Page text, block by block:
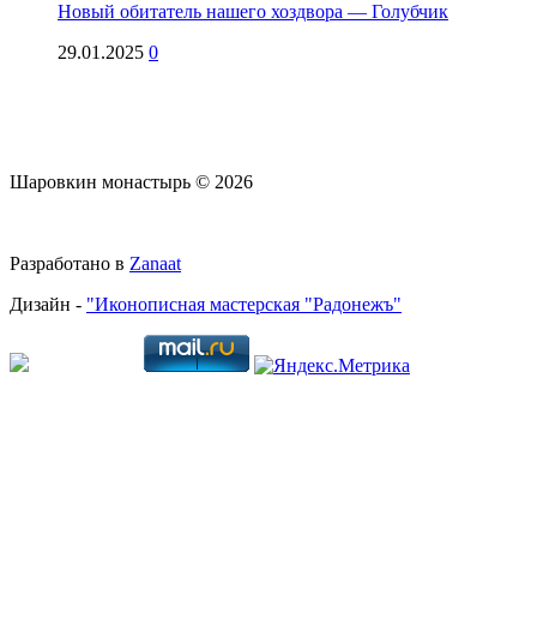
Новый обитатель нашего хоздвора — Голубчик
29.01.2025 0
Шаровкин монастырь © 2026
Разработано в Zanaat
Дизайн - "Иконописная мастерская "Радонежъ"